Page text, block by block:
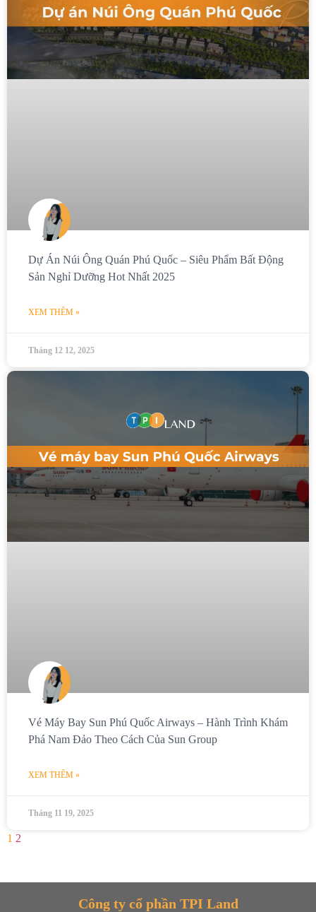
Dự Án Núi Ông Quán Phú Quốc – Siêu Phẩm Bất Động
Sản Nghỉ Dưỡng Hot Nhất 2025
XEM THÊM »
Tháng 12 12, 2025
Vé Máy Bay Sun Phú Quốc Airways – Hành Trình Khám
Phá Nam Đảo Theo Cách Của Sun Group
XEM THÊM »
Tháng 11 19, 2025
1 2
Công ty cổ phần TPI Land